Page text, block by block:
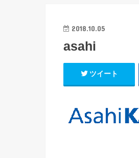
2018.10.05
asahi
ツイート